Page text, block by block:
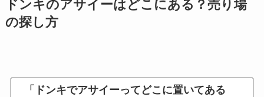
ドンキのアサイーはどこにある？売り場
の探し方
「ドンキでアサイーってどこに置いてある